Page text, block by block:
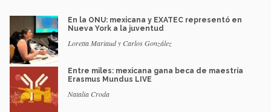
En la ONU: mexicana y EXATEC representó en
Nueva York a la juventud
Loretta Mariaud y Carlos González
Entre miles: mexicana gana beca de maestría
Erasmus Mundus LIVE
Natalia Croda